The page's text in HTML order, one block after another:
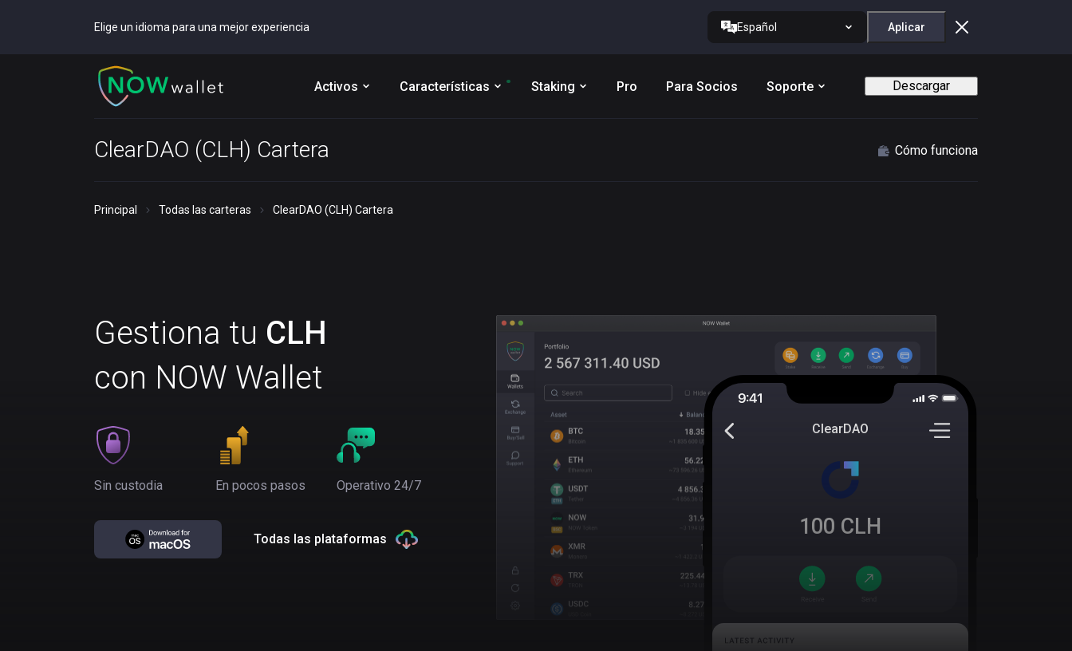
Elige un idioma para una mejor experiencia Español Aplicar
Activos Características Staking Pro Para Socios Soporte Descargar
ClearDAO (CLH) Cartera Cómo funciona
Principal Todas las carteras ClearDAO (CLH) Cartera
Gestiona tu CLH
con NOW Wallet
Sin custodia En pocos pasos Operativo 24/7
Todas las plataformas
ClearDAO
100 CLH